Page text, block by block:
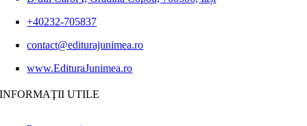
+40232-705837
contact@editurajunimea.ro
www.EdituraJunimea.ro
INFORMAŢII UTILE